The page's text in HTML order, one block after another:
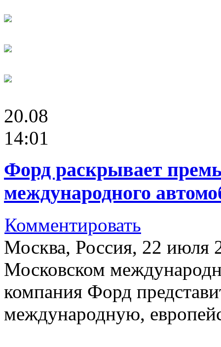
20.08
14:01
Форд раскрывает
международного
Комментировать
Москва, Россия, 22 июля
Московском
компания Форд
международную,